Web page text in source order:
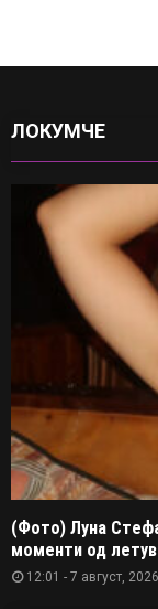
ЛОКУМЧЕ
(Фото) Луна
моменти од
12:01 - 7 август, 2026